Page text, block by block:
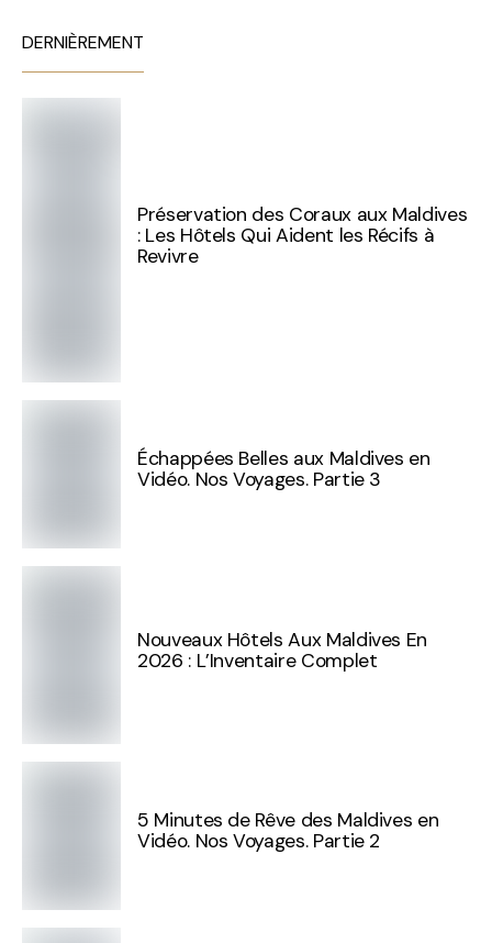
DERNIÈREMENT
Préservation des Coraux aux Maldives
: Les Hôtels Qui Aident les Récifs à
Revivre
Échappées Belles aux Maldives en
Vidéo. Nos Voyages. Partie 3
Nouveaux Hôtels Aux Maldives En
2026 : L’Inventaire Complet
5 Minutes de Rêve des Maldives en
Vidéo. Nos Voyages. Partie 2